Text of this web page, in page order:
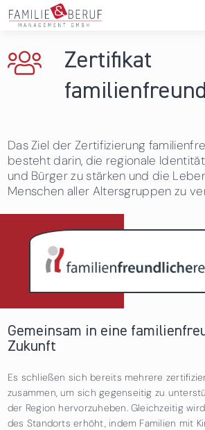
Direkt zum Inhalt
Persönliche Vereinbarkeit
Das sind wir
Zertifikat
Das Ziel der Zertifizierung
besteht darin, die regionale
und Bürger zu stärken und die
Menschen aller Altersgruppen zu
Gemeinsam in eine
Zukunft
Es schließen sich bereits mehrere
zusammen, um sich gegenseitig zu
der Region hervorzuheben. Gleichzeitig
des Standorts erhöht, indem Familien mit